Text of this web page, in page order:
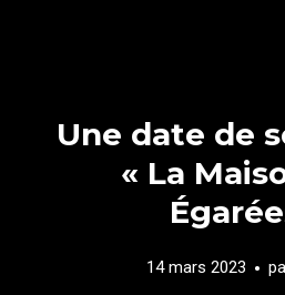
Une date de
« La
14 mars 2023